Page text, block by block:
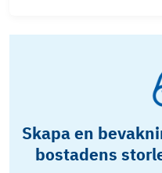
Skapa en
bostadens